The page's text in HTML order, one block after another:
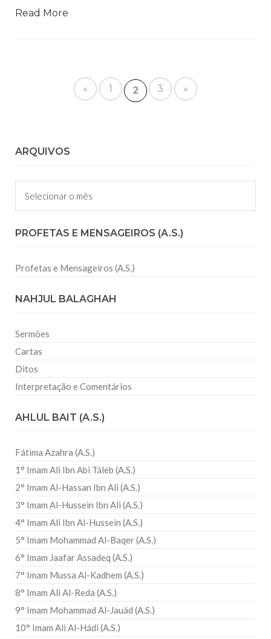
Read More
« 1 2 3 »
ARQUIVOS
Arquivos
PROFETAS E MENSAGEIROS (A.S.)
Profetas e Mensageiros (A.S.)
NAHJUL BALAGHAH
Sermões
Cartas
Ditos
Interpretação e Comentários
AHLUL BAIT (A.S.)
Fátima Azahra (A.S.)
1° Imam Ali Ibn Abi Táleb (A.S.)
2° Imam Al-Hassan Ibn Ali (A.S.)
3° Imam Al-Hussein Ibn Ali (A.S.)
4° Imam Ali Ibn Al-Hussein (A.S.)
5° Imam Mohammad Al-Baqer (A.S.)
6° Imam Jaafar Assadeq (A.S.)
7° Imam Mussa Al-Kadhem (A.S.)
8° Imam Ali Al-Reda (A.S.)
9° Imam Mohammad Al-Jauád (A.S.)
10° Imam Ali Al-Hádi (A.S.)